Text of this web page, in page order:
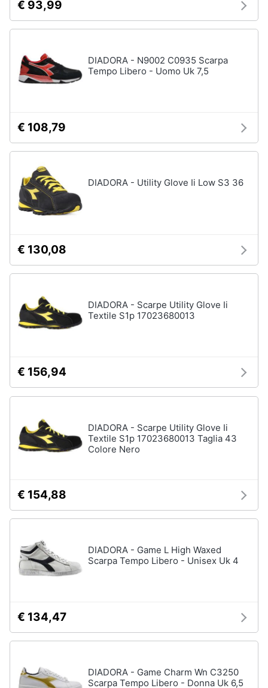
Orologi
uomo
Orologi
Vedi
tutti
Gioielli
Anelli
Orecchini
Collane
Vedi
€ 93,99
DIADORA - N9002 C0935 Scarpa
Tempo Libero - Uomo Uk 7,5
€ 108,79
DIADORA - Utility Glove Ii Low S3 36
€ 130,08
DIADORA - Scarpe Utility Glove Ii
Textile S1p 17023680013
€ 156,94
DIADORA - Scarpe Utility Glove Ii
Textile S1p 17023680013 Taglia 43
Colore Nero
€ 154,88
DIADORA - Game L High Waxed
Scarpa Tempo Libero - Unisex Uk 4
€ 134,47
DIADORA - Game Charm Wn C3250
Scarpa Tempo Libero - Donna Uk 6,5